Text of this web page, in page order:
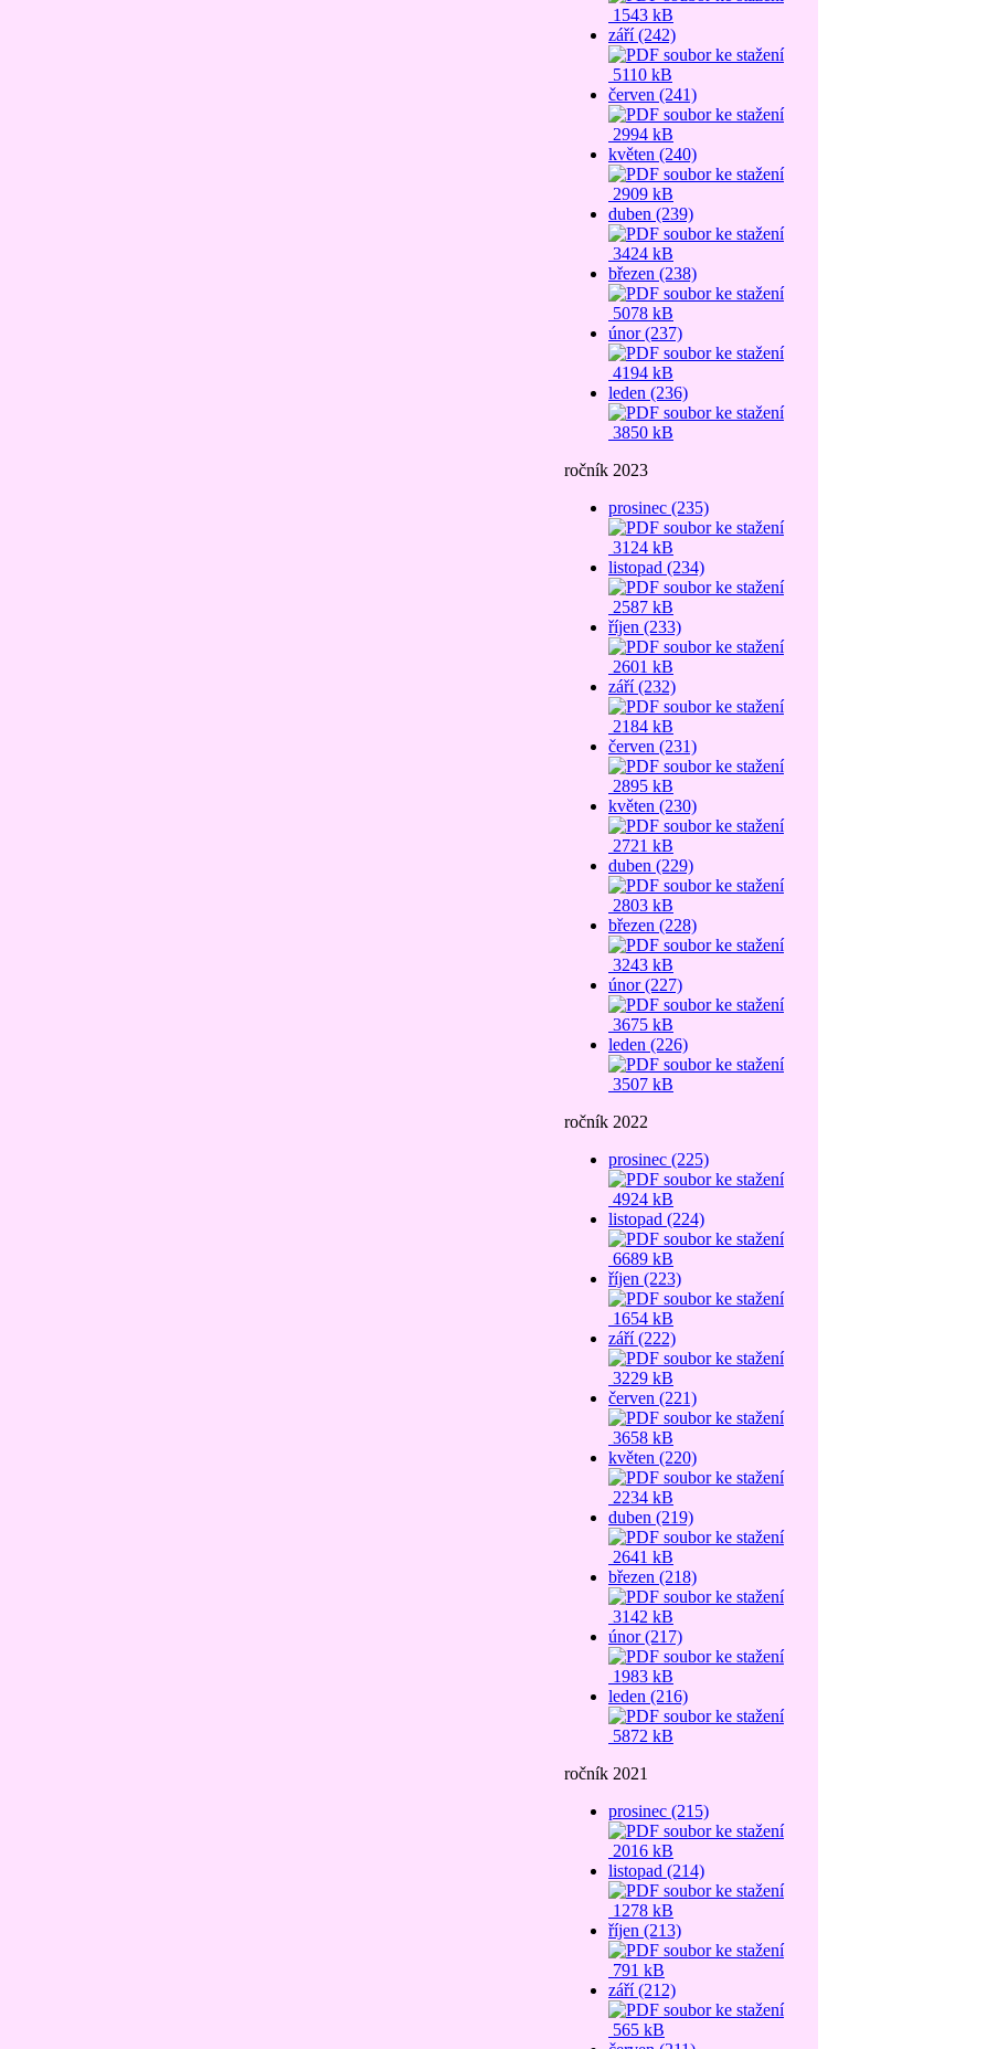
1543 kB
září (242)
5110 kB
červen (241)
2994 kB
květen (240)
2909 kB
duben (239)
3424 kB
březen (238)
5078 kB
únor (237)
4194 kB
leden (236)
3850 kB
ročník 2023
prosinec (235)
3124 kB
listopad (234)
2587 kB
říjen (233)
2601 kB
září (232)
2184 kB
červen (231)
2895 kB
květen (230)
2721 kB
duben (229)
2803 kB
březen (228)
3243 kB
únor (227)
3675 kB
leden (226)
3507 kB
ročník 2022
prosinec (225)
4924 kB
listopad (224)
6689 kB
říjen (223)
1654 kB
září (222)
3229 kB
červen (221)
3658 kB
květen (220)
2234 kB
duben (219)
2641 kB
březen (218)
3142 kB
únor (217)
1983 kB
leden (216)
5872 kB
ročník 2021
prosinec (215)
2016 kB
listopad (214)
1278 kB
říjen (213)
791 kB
září (212)
565 kB